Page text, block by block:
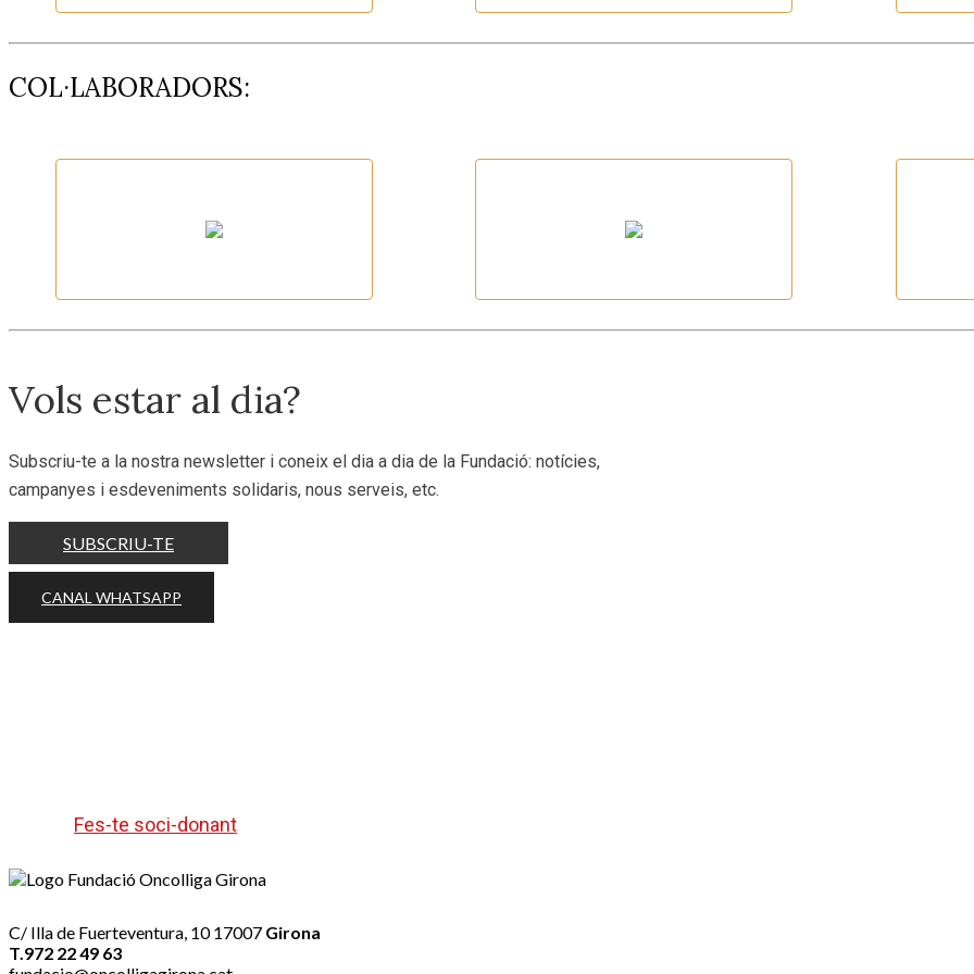
Fundació Oncolliga Girona Unió Excursionista Vic
COL·LABORADORS:
Vallter Gallina Blanca
Vols estar al dia?
Subscriu-te a la nostra newsletter i coneix el dia a dia de la Fundació: notícies,
campanyes i esdeveniments solidaris, nous serveis, etc.
SUBSCRIU-TE
CANAL WHATSAPP
Fes-te soci-donant
C/ Illa de Fuerteventura, 10 17007 Girona
T.972 22 49 63